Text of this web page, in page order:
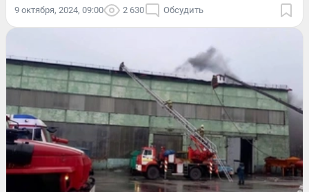
9 октября, 2024, 09:00 2 630 Обсудить